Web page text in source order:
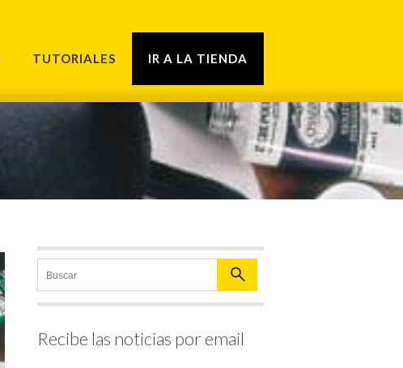
TUTORIALES IR A LA TIENDA
Recibe las noticias por email